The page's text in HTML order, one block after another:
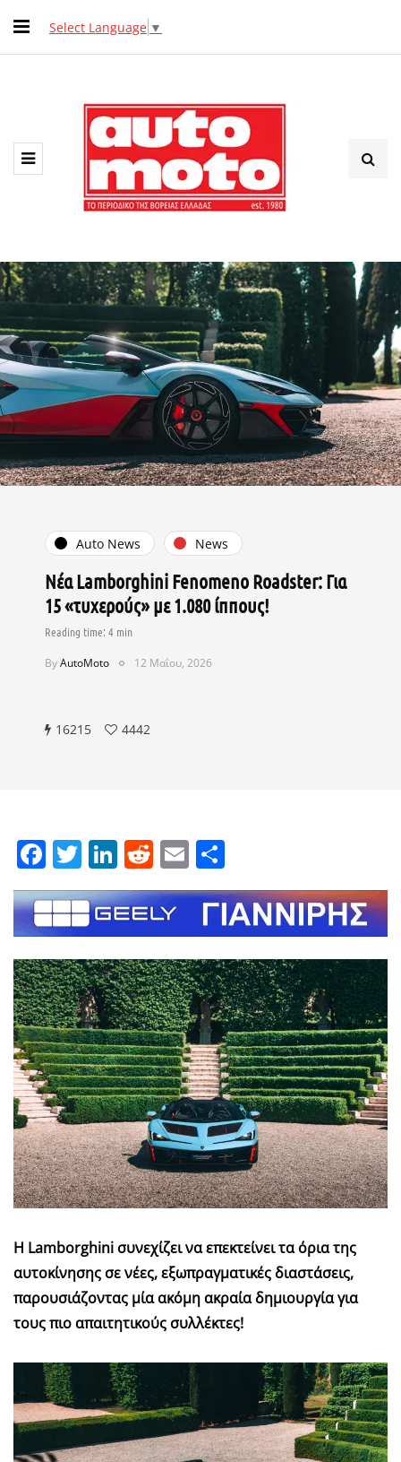
Select Language ▼
Auto News News
Νέα Lamborghini Fenomeno Roadster: Για
15 «τυχερούς» με 1.080 ίππους!
ByAutoMoto 12 Μαΐου, 2026
16215 4442
Facebook
Twitter
LinkedIn
Reddit
Email
Η Lamborghini συνεχίζει να επεκτείνει τα όρια της
αυτοκίνησης σε νέες, εξωπραγματικές διαστάσεις,
παρουσιάζοντας μία ακόμη ακραία δημιουργία για
τους πιο απαιτητικούς συλλέκτες!